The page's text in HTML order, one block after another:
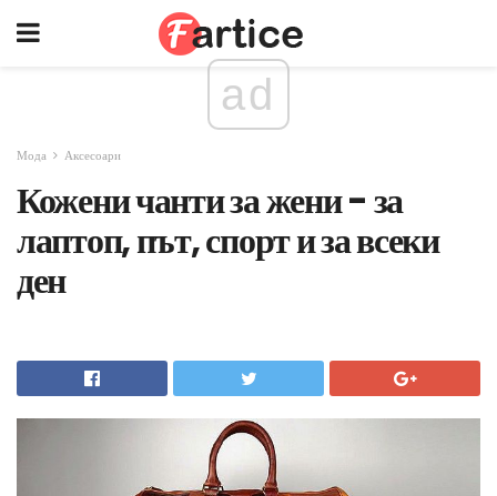
ad
Мода Аксесоари
Кожени чанти за жени - за
лаптоп, път, спорт и за всеки
ден